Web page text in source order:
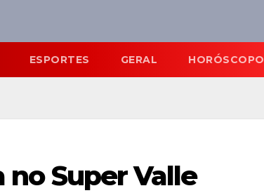
ESPORTES GERAL HORÓSCOPO
Super Valle